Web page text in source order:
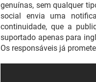
genuínas, sem qualquer
social envia uma
continuidade, que a
suportado apenas para
Os responsáveis já